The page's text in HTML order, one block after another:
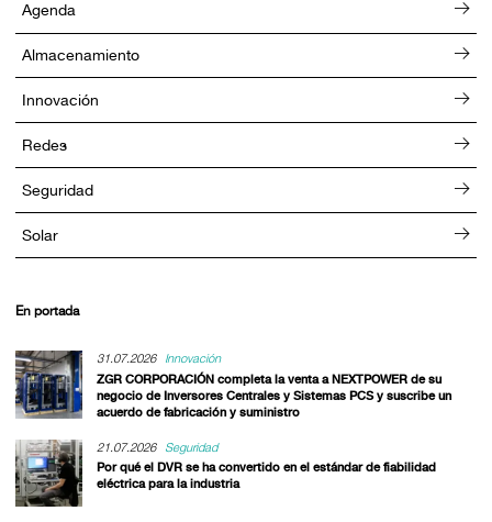
Agenda
Almacenamiento
Innovación
Redes
Seguridad
Solar
En portada
31.07.2026
Innovación
ZGR CORPORACIÓN completa la venta a NEXTPOWER de su
negocio de Inversores Centrales y Sistemas PCS y suscribe un
acuerdo de fabricación y suministro
21.07.2026
Seguridad
Por qué el DVR se ha convertido en el estándar de fiabilidad
eléctrica para la industria